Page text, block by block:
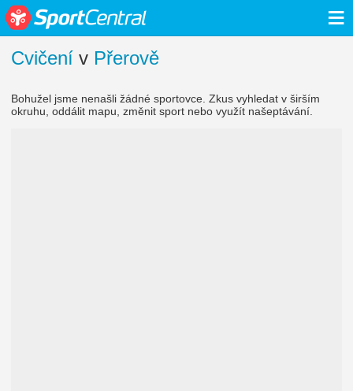
≡
Cvičení v Přerově
Bohužel jsme nenašli žádné sportovce. Zkus vyhledat v širším
okruhu, oddálit mapu, změnit sport nebo využít našeptávání.